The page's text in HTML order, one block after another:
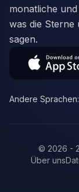
monatliche
was die Sterne
sagen.
Andere Sprachen:
© 2026 -
Über uns